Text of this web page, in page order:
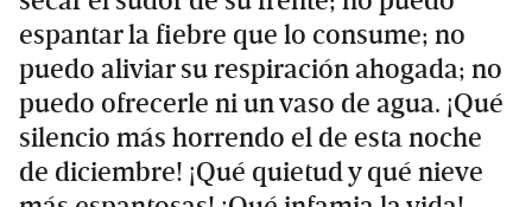
espantar la fiebre que lo consume; no
puedo aliviar su respiración ahogada; no
puedo ofrecerle ni un vaso de agua. ¡Qué
silencio más horrendo el de esta noche
de diciembre! ¡Qué quietud y qué nieve